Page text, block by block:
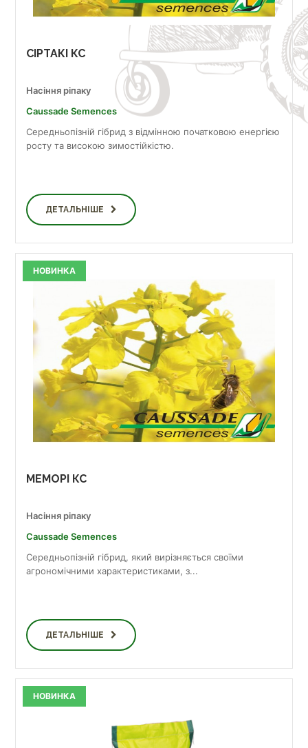
СІРТАКІ КС
Насіння ріпаку
Caussade Semences
Середньопізній гібрид з відмінною початковою енергією
росту та високою зимостійкістю.
ДЕТАЛЬНІШЕ
МЕМОРІ КС
Насіння ріпаку
Caussade Semences
Середньопізній гібрид, який вирізняється своїми
агрономічними характеристиками, з...
ДЕТАЛЬНІШЕ
НОВИНКА
НОВИНКА